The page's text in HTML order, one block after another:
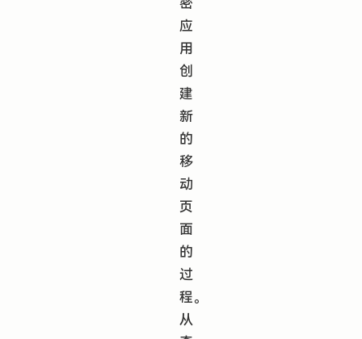
密
应
用
创
建
新
的
移
动
页
面
的
过
程。
从